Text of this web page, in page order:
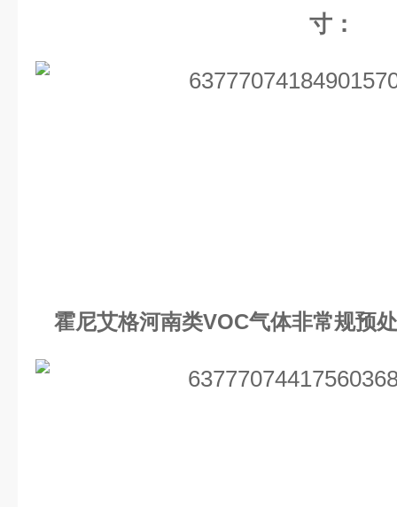
寸：
霍尼艾格河南类VOC气体非常规预